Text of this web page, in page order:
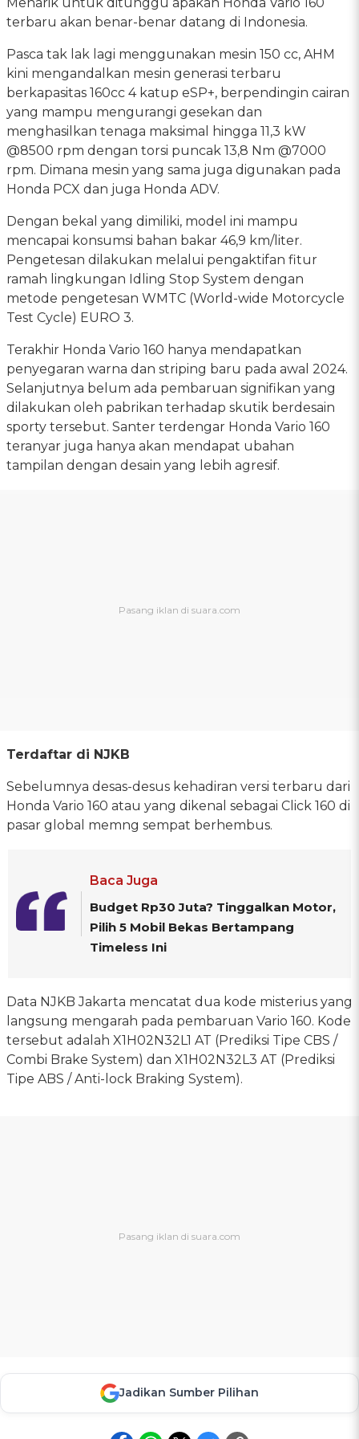
terbaru akan benar-benar datang di Indonesia.
Pasca tak lak lagi menggunakan mesin 150 cc, AHM
kini mengandalkan mesin generasi terbaru
berkapasitas 160cc 4 katup eSP+, berpendingin cairan
yang mampu mengurangi gesekan dan
menghasilkan tenaga maksimal hingga 11,3 kW
@8500 rpm dengan torsi puncak 13,8 Nm @7000
rpm. Dimana mesin yang sama juga digunakan pada
Honda PCX dan juga Honda ADV.
Dengan bekal yang dimiliki, model ini mampu
mencapai konsumsi bahan bakar 46,9 km/liter.
Pengetesan dilakukan melalui pengaktifan fitur
ramah lingkungan Idling Stop System dengan
metode pengetesan WMTC (World-wide Motorcycle
Test Cycle) EURO 3.
Terakhir Honda Vario 160 hanya mendapatkan
penyegaran warna dan striping baru pada awal 2024.
Selanjutnya belum ada pembaruan signifikan yang
dilakukan oleh pabrikan terhadap skutik berdesain
sporty tersebut. Santer terdengar Honda Vario 160
teranyar juga hanya akan mendapat ubahan
tampilan dengan desain yang lebih agresif.
Terdaftar di NJKB
Sebelumnya desas-desus kehadiran versi terbaru dari
Honda Vario 160 atau yang dikenal sebagai Click 160 di
pasar global memng sempat berhembus.
Baca Juga
Budget Rp30 Juta? Tinggalkan Motor,
Pilih 5 Mobil Bekas Bertampang
Timeless Ini
Data NJKB Jakarta mencatat dua kode misterius yang
langsung mengarah pada pembaruan Vario 160. Kode
tersebut adalah X1H02N32L1 AT (Prediksi Tipe CBS /
Combi Brake System) dan X1H02N32L3 AT (Prediksi
Tipe ABS / Anti-lock Braking System).
Jadikan Sumber Pilihan